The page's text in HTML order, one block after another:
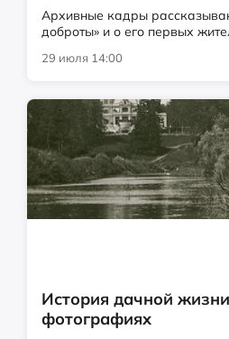
Архивные кадры
доброты» и о его первых
29 июля 14:00
История дачной
фотографиях